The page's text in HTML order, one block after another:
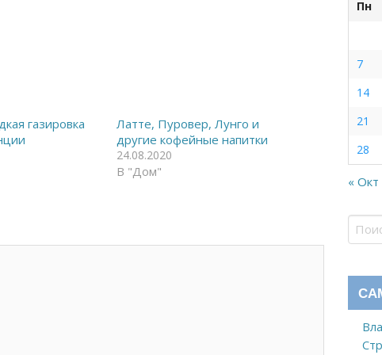
газировка
Латте, Пуровер, Лунго и
другие кофейные напитки
24.08.2020
В "Дом"
Пн
7
14
21
28
« Окт